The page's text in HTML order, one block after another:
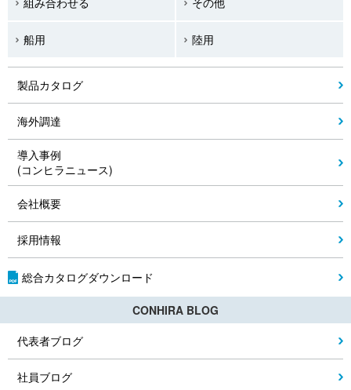
船用 陸用
製品カタログ
海外調達
導入事例
(コンヒラニュース)
会社概要
採用情報
総合カタログダウンロード
CONHIRA BLOG
代表者ブログ
社員ブログ